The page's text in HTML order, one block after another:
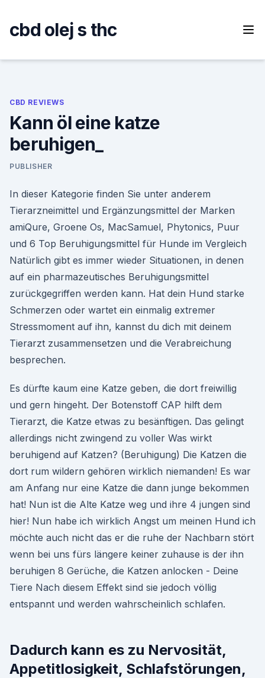
content
cbd olej s thc
CBD REVIEWS
Kann öl eine katze
beruhigen_
PUBLISHER
In dieser Kategorie finden Sie unter anderem
Tierarzneimittel und Ergänzungsmittel der Marken
amiQure, Groene Os, MacSamuel, Phytonics, Puur
und 6 Top Beruhigungsmittel für Hunde im Vergleich
Natürlich gibt es immer wieder Situationen, in denen
auf ein pharmazeutisches Beruhigungsmittel
zurückgegriffen werden kann. Hat dein Hund starke
Schmerzen oder wartet ein einmalig extremer
Stressmoment auf ihn, kannst du dich mit deinem
Tierarzt zusammensetzen und die Verabreichung
besprechen.
Es dürfte kaum eine Katze geben, die dort freiwillig
und gern hingeht. Der Botenstoff CAP hilft dem
Tierarzt, die Katze etwas zu besänftigen. Das gelingt
allerdings nicht zwingend zu voller Was wirkt
beruhigend auf Katzen? (Beruhigung) Die Katzen die
dort rum wildern gehören wirklich niemanden! Es war
am Anfang nur eine Katze die dann junge bekommen
hat! Nun ist die Alte Katze weg und ihre 4 jungen sind
hier! Nun habe ich wirklich Angst um meinen Hund ich
möchte auch nicht das er die ruhe der Nachbarn stört
wenn bei uns fürs längere keiner zuhause is der ihn
beruhigen 8 Gerüche, die Katzen anlocken - Deine
Tiere Nach diesem Effekt sind sie jedoch völlig
entspannt und werden wahrscheinlich schlafen.
Dadurch kann es zu Nervosität,
Appetitlosigkeit, Schlafstörungen,